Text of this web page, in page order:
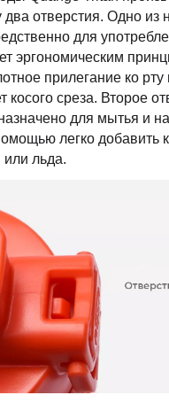
два отверстия. Одно из
для
эргономическим
прилегание ко
косого среза. Второе
для мытья и
легко добавить
или льда.